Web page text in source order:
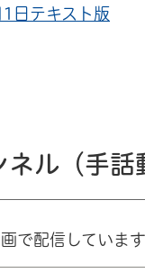
日テキスト版
ル（手話
で配信しています